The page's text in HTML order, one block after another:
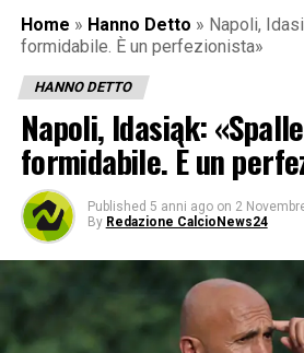
Home » Hanno Detto » Napoli,
formidabile. È un perfezionista»
HANNO DETTO
Napoli, Idasiak:
formidabile. È un
Published 5 anni ago on 2
By Redazione CalcioNews24